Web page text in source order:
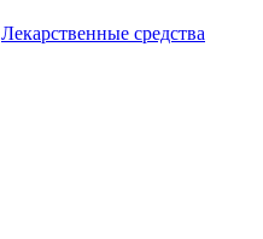
Лекарственные средства